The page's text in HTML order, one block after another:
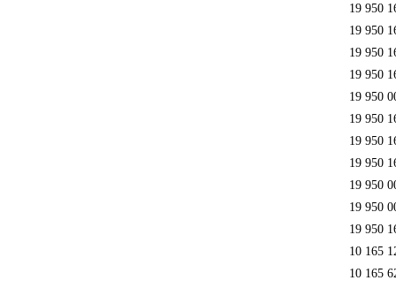
19 950
19 950
19 950
19 950
19 950
19 950
19 950
19 950
19 950
19 950
19 950
10 165
10 165